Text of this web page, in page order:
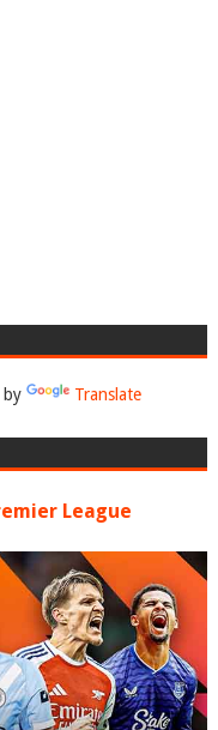
by Translate
League